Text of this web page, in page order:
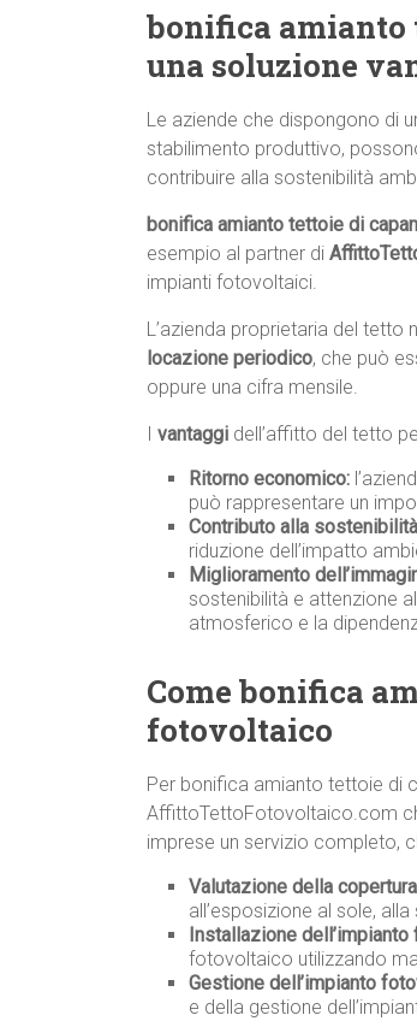
bonifica amianto
una soluzione
Le aziende che dispongono di
stabilimento produttivo,
contribuire alla sostenibilità
bonifica amianto tettoie di
esempio al partner di
impianti fotovoltaici.
L’azienda proprietaria del
locazione periodico, che può
oppure una cifra mensile.
vantaggi dell’affitto del tetto
Ritorno economico:
può rappresentare un
Contributo alla
riduzione dell’impatto
Miglioramento
sostenibilità e attenzione
atmosferico e la
Come bonifica
fotovoltaico
Per bonifica amianto tettoie di
AffittoTettoFotovoltaico.com
imprese un servizio completo,
Valutazione della
all’esposizione al sole,
Installazione
fotovoltaico utilizzando
Gestione dell’impianto
e della gestione